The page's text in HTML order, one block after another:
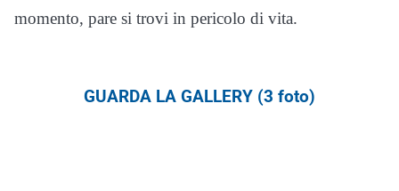
momento, pare si trovi in pericolo di vita.
GUARDA LA GALLERY (3 foto)